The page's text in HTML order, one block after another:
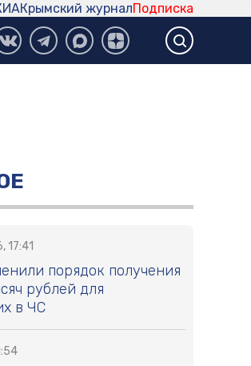
Подписка
Крымский журнал
17:41
порядок получения
рублей для
в ЧС